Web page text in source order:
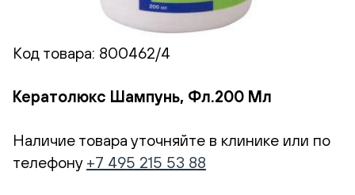
Код товара: 800462/4
Кератолюкс Шампунь, Фл.200 Мл
Наличие товара уточняйте в клинике или по
телефону +7 495 215 53 88